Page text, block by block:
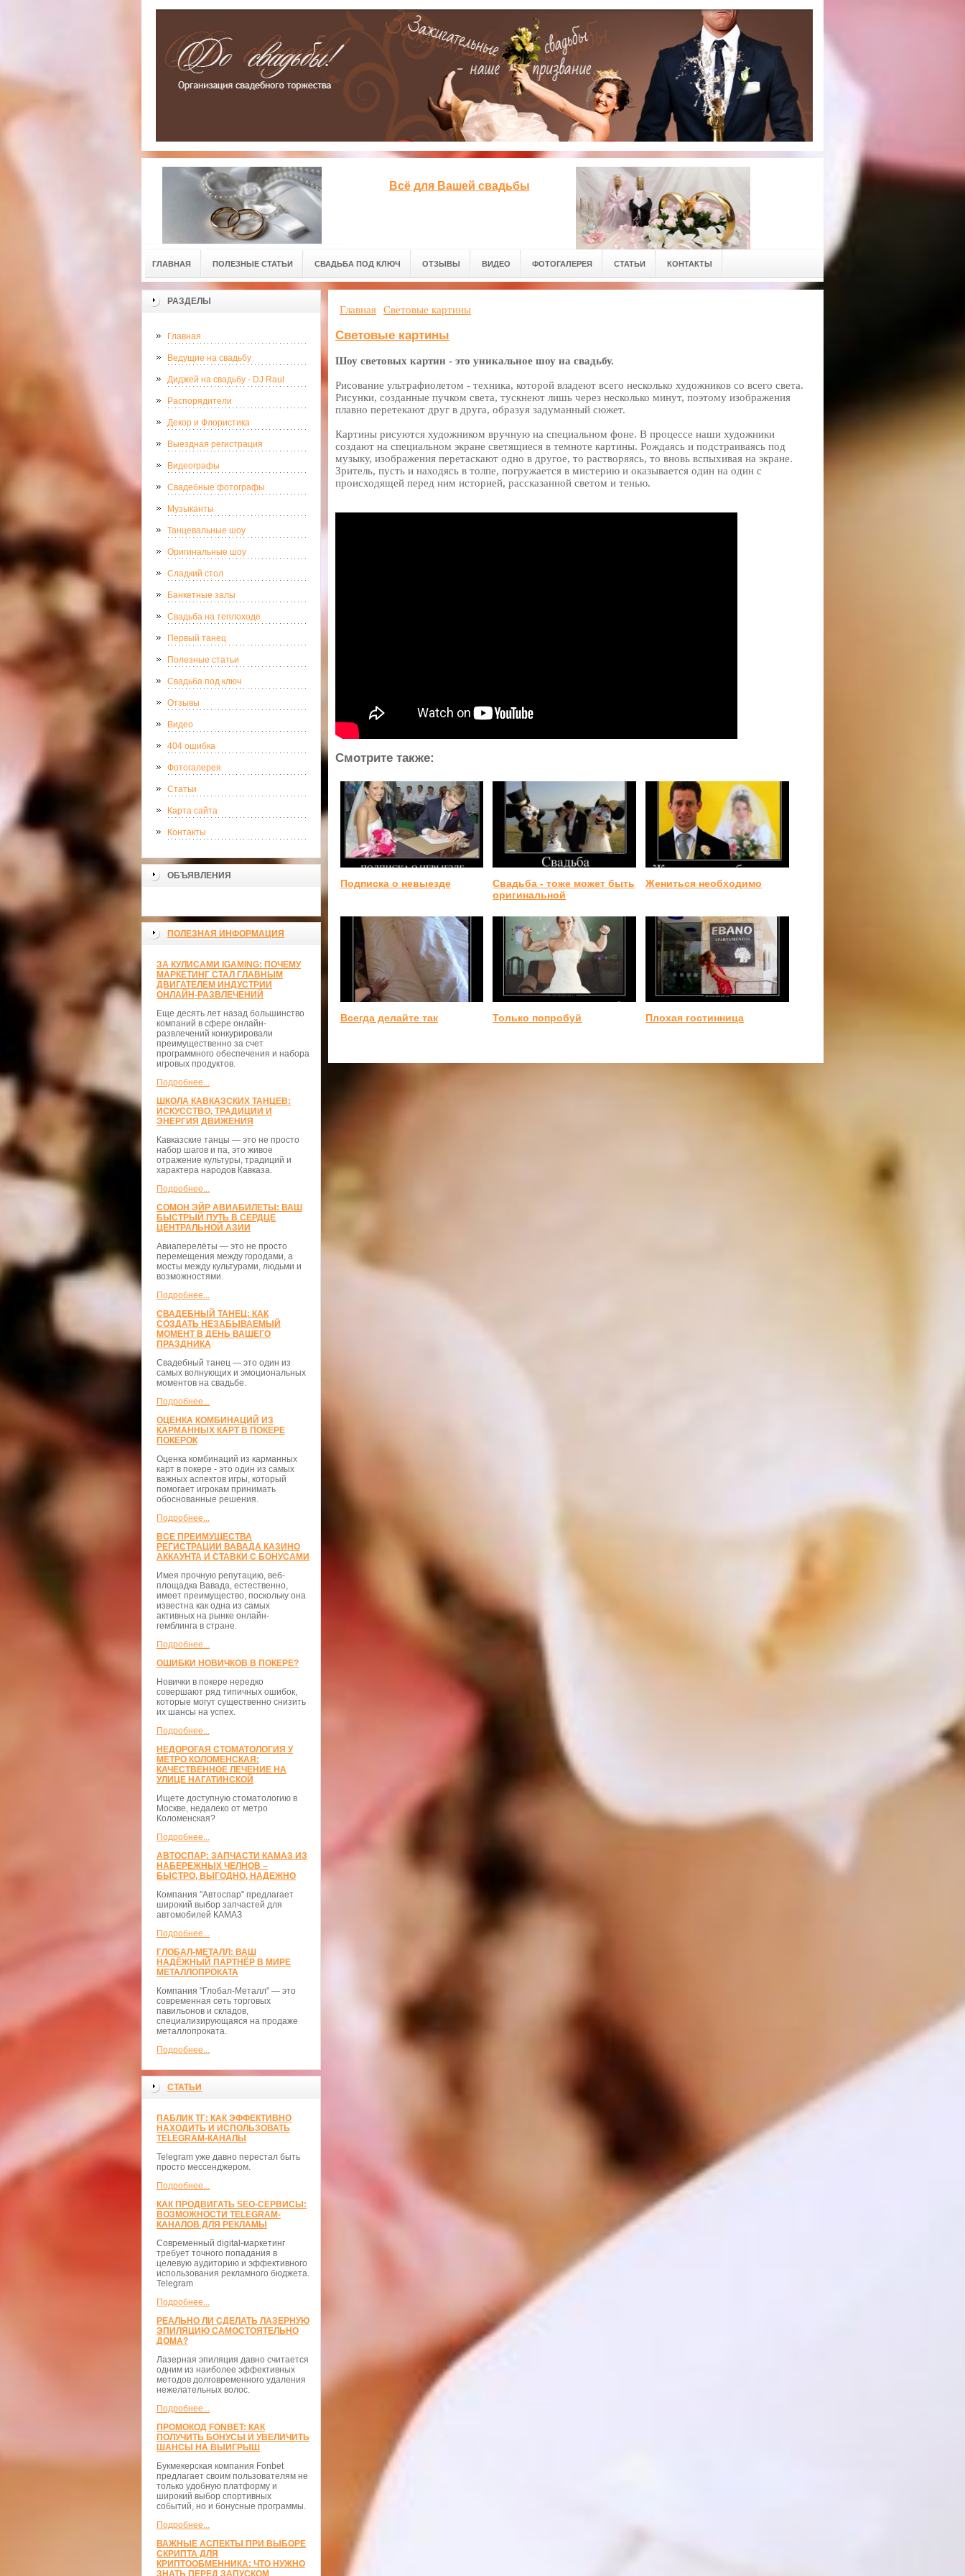
Всё для Вашей свадьбы
ГЛАВНАЯ ПОЛЕЗНЫЕ СТАТЬИ СВАДЬБА ПОД КЛЮЧ ОТЗЫВЫ ВИДЕО ФОТОГАЛЕРЕЯ СТАТЬИ КОНТАКТЫ
РАЗДЕЛЫ
Главная
Ведущие на свадьбу
Диджей на свадьбу - DJ Raul
Распорядители
Декор и Флористика
Выездная регистрация
Видеографы
Свадебные фотографы
Музыканты
Танцевальные шоу
Оригинальные шоу
Сладкий стол
Банкетные залы
Свадьба на теплоходе
Первый танец
Полезные статьи
Свадьба под ключ
Отзывы
Видео
404 ошибка
Фотогалерея
Статьи
Карта сайта
Контакты
ОБЪЯВЛЕНИЯ
ПОЛЕЗНАЯ ИНФОРМАЦИЯ
ЗА КУЛИСАМИ IGAMING: ПОЧЕМУ
МАРКЕТИНГ СТАЛ ГЛАВНЫМ
ДВИГАТЕЛЕМ ИНДУСТРИИ
ОНЛАЙН-РАЗВЛЕЧЕНИЙ
Еще десять лет назад большинство
компаний в сфере онлайн-
развлечений конкурировали
преимущественно за счет
программного обеспечения и набора
игровых продуктов.
Подробнее...
ШКОЛА КАВКАЗСКИХ ТАНЦЕВ:
ИСКУССТВО, ТРАДИЦИИ И
ЭНЕРГИЯ ДВИЖЕНИЯ
Кавказские танцы — это не просто
набор шагов и па, это живое
отражение культуры, традиций и
характера народов Кавказа.
Подробнее...
СОМОН ЭЙР АВИАБИЛЕТЫ: ВАШ
БЫСТРЫЙ ПУТЬ В СЕРДЦЕ
ЦЕНТРАЛЬНОЙ АЗИИ
Авиаперелёты — это не просто
перемещения между городами, а
мосты между культурами, людьми и
возможностями.
Подробнее...
СВАДЕБНЫЙ ТАНЕЦ: КАК
СОЗДАТЬ НЕЗАБЫВАЕМЫЙ
МОМЕНТ В ДЕНЬ ВАШЕГО
ПРАЗДНИКА
Свадебный танец — это один из
самых волнующих и эмоциональных
моментов на свадьбе.
Подробнее...
ОЦЕНКА КОМБИНАЦИЙ ИЗ
КАРМАННЫХ КАРТ В ПОКЕРЕ
ПОКЕРОК
Оценка комбинаций из карманных
карт в покере - это один из самых
важных аспектов игры, который
помогает игрокам принимать
обоснованные решения.
Подробнее...
ВСЕ ПРЕИМУЩЕСТВА
РЕГИСТРАЦИИ ВАВАДА КАЗИНО
АККАУНТА И СТАВКИ С БОНУСАМИ
Имея прочную репутацию, веб-
площадка Вавада, естественно,
имеет преимущество, поскольку она
известна как одна из самых
активных на рынке онлайн-
гемблинга в стране.
Подробнее...
ОШИБКИ НОВИЧКОВ В ПОКЕРЕ?
Новички в покере нередко
совершают ряд типичных ошибок,
которые могут существенно снизить
их шансы на успех.
Подробнее...
НЕДОРОГАЯ СТОМАТОЛОГИЯ У
МЕТРО КОЛОМЕНСКАЯ:
КАЧЕСТВЕННОЕ ЛЕЧЕНИЕ НА
УЛИЦЕ НАГАТИНСКОЙ
Ищете доступную стоматологию в
Москве, недалеко от метро
Коломенская?
Подробнее...
АВТОСПАР: ЗАПЧАСТИ КАМАЗ ИЗ
НАБЕРЕЖНЫХ ЧЕЛНОВ –
БЫСТРО, ВЫГОДНО, НАДЕЖНО
Компания "Автоспар" предлагает
широкий выбор запчастей для
автомобилей КАМАЗ
Подробнее...
ГЛОБАЛ-МЕТАЛЛ: ВАШ
НАДЁЖНЫЙ ПАРТНЁР В МИРЕ
МЕТАЛЛОПРОКАТА
Компания "Глобал-Металл" — это
современная сеть торговых
павильонов и складов,
специализирующаяся на продаже
металлопроката.
Подробнее...
СТАТЬИ
ПАБЛИК ТГ: КАК ЭФФЕКТИВНО
НАХОДИТЬ И ИСПОЛЬЗОВАТЬ
TELEGRAM-КАНАЛЫ
Telegram уже давно перестал быть
просто мессенджером.
Подробнее...
КАК ПРОДВИГАТЬ SEO-СЕРВИСЫ:
ВОЗМОЖНОСТИ TELEGRAM-
КАНАЛОВ ДЛЯ РЕКЛАМЫ
Современный digital-маркетинг
требует точного попадания в
целевую аудиторию и эффективного
использования рекламного бюджета.
Telegram
Подробнее...
РЕАЛЬНО ЛИ СДЕЛАТЬ ЛАЗЕРНУЮ
ЭПИЛЯЦИЮ САМОСТОЯТЕЛЬНО
ДОМА?
Лазерная эпиляция давно считается
одним из наиболее эффективных
методов долговременного удаления
нежелательных волос.
Подробнее...
ПРОМОКОД FONBET: КАК
ПОЛУЧИТЬ БОНУСЫ И УВЕЛИЧИТЬ
ШАНСЫ НА ВЫИГРЫШ
Букмекерская компания Fonbet
предлагает своим пользователям не
только удобную платформу и
широкий выбор спортивных
событий, но и бонусные программы.
Подробнее...
ВАЖНЫЕ АСПЕКТЫ ПРИ ВЫБОРЕ
СКРИПТА ДЛЯ
КРИПТООБМЕННИКА: ЧТО НУЖНО
ЗНАТЬ ПЕРЕД ЗАПУСКОМ
Главная Световые картины
Световые картины
Шоу световых картин - это уникальное шоу на свадьбу.
Рисование ультрафиолетом - техника, которой владеют всего несколько художников со всего света.
Рисунки, созданные пучком света, тускнеют лишь через несколько минут, поэтому изображения
плавно перетекают друг в друга, образуя задуманный сюжет.
Картины рисуются художником вручную на специальном фоне. В процессе наши художники
создают на специальном экране светящиеся в темноте картины. Рождаясь и подстраиваясь под
музыку, изображения перетаскают одно в другое, то растворяясь, то вновь вспыхивая на экране.
Зритель, пусть и находясь в толпе, погружается в мистерию и оказывается один на один с
происходящей перед ним историей, рассказанной светом и тенью.
Смотрите также:
Подписка о невыезде
Свадьба - тоже может быть
оригинальной
Жениться необходимо
Всегда делайте так Только попробуй Плохая гостинница